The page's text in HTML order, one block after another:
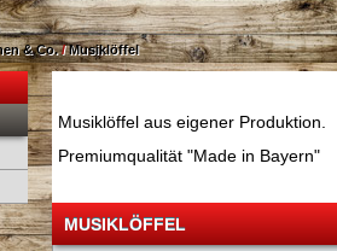
& Co./Musiklöffel
Musiklöffel aus eigener Produktion.
Premiumqualität "Made in Bayern"
MUSIKLÖFFEL